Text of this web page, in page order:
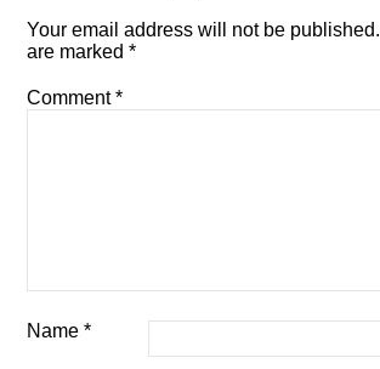
Your email address will not be published.
are marked*
Comment*
Name*